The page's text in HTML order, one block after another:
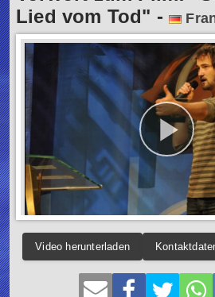
Lied vom Tod" -
Video herunterladen